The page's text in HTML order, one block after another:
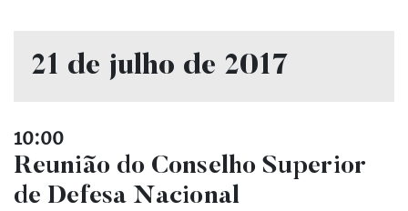
21 de julho de 2017
10:00
Reunião do Conselho Superior
de Defesa Nacional